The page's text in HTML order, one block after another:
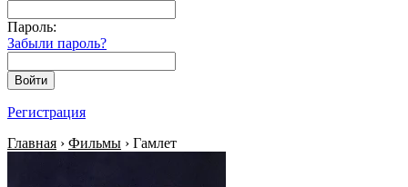
Пароль:
Забыли пароль?
Войти
Регистрация
Главная › Фильмы › Гамлет